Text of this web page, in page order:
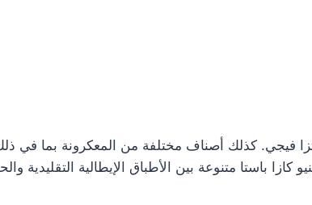
فيجي. كذلك أصناف مختلفة من المعكرونة بما في ذلك
باستا متنوعة بين الأطباق الإيطالية التقليدية